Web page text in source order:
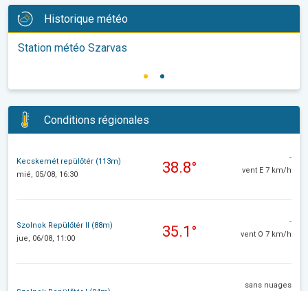
Historique météo
Station météo Szarvas
Conditions régionales
Kecskemét repülőtér (113m)
mié, 05/08, 16:30
38.8°
-
vent E 7 km/h
Szolnok Repülőtér II (88m)
jue, 06/08, 11:00
35.1°
-
vent O 7 km/h
sans nuages